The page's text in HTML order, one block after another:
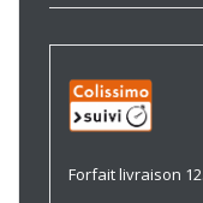
Forfait livraison